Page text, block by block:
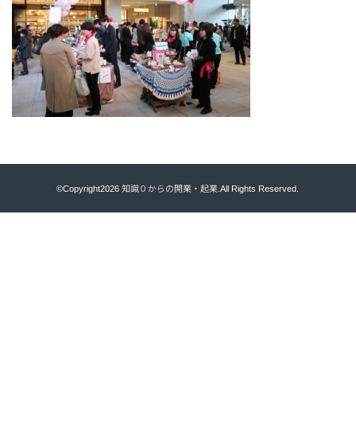
©Copyright2026知識０からの開業・起業 .All Rights Reserved.